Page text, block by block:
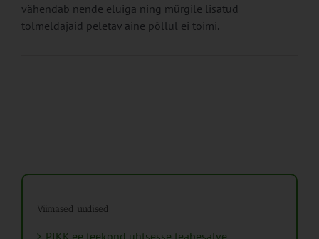
vähendab nende eluiga ning mürgile lisatud
tolmeldajaid peletav aine põllul ei toimi.
Viimased uudised
PIKK.ee teekond ühtsesse teabesalve